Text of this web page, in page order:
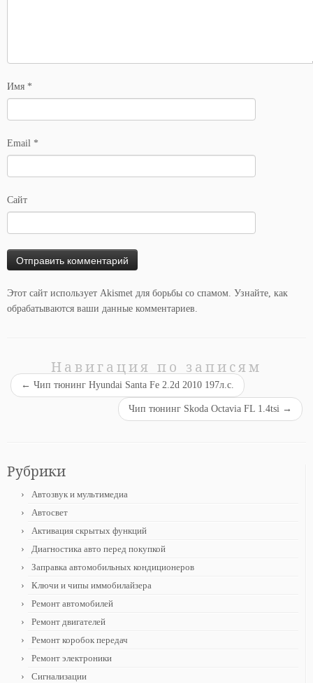
Имя *
Email *
Сайт
Этот сайт использует Akismet для борьбы со спамом. Узнайте, как
обрабатываются ваши данные комментариев.
Навигация по записям
← Чип тюнинг Hyundai Santa Fe 2.2d 2010 197л.с.
Чип тюнинг Skoda Octavia FL 1.4tsi →
Рубрики
Автозвук и мультимедиа
Автосвет
Активация скрытых функций
Диагностика авто перед покупкой
Заправка автомобильных кондиционеров
Ключи и чипы иммобилайзера
Ремонт автомобилей
Ремонт двигателей
Ремонт коробок передач
Ремонт электроники
Сигнализации